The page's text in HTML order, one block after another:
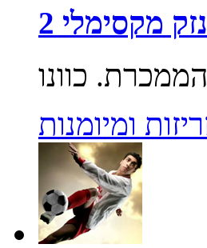
נזק מקסימלי 2
ומיומנות